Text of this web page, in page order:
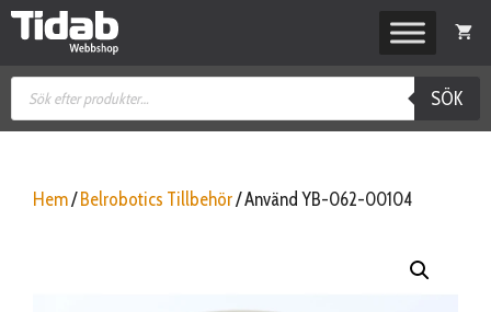
Hoppa
Produktsökning
SÖK
Hem/ Belrobotics Tillbehör/ Använd YB-062-00104